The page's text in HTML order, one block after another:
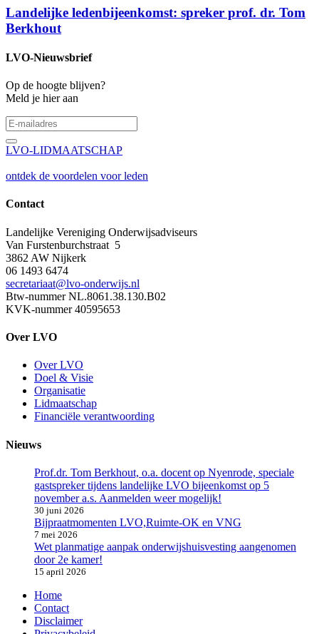
Landelijke ledenbijeenkomst: spreker prof. dr. Tom
Berkhout
LVO-Nieuwsbrief
Op de hoogte blijven?
Meld je hier aan
LVO-LIDMAATSCHAP
ontdek de voordelen voor leden
Contact
Landelijke Vereniging Onderwijsadviseurs
Van Furstenburchstraat 5
3862 AW Nijkerk
06 1493 6474
secretariaat@lvo-onderwijs.nl
Btw-nummer NL.8061.38.130.B02
KVK-nummer 40595653
Over LVO
Over LVO
Doel & Visie
Organisatie
Lidmaatschap
Financiële verantwoording
Nieuws
Prof.dr. Tom Berkhout, o.a. docent op Nyenrode, speciale
gastspreker tijdens landelijke LVO bijeenkomst op 5
november a.s. Aanmelden weer mogelijk!
30 juni 2026
Bijpraatmomenten LVO,Ruimte-OK en VNG
7 mei 2026
Wet planmatige aanpak onderwijshuisvesting aangenomen
door 2e kamer!
15 april 2026
Home
Contact
Disclaimer